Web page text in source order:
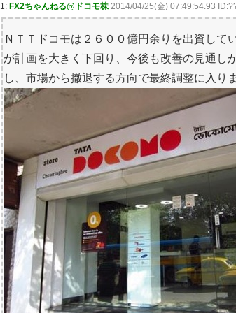
1: FX2ちゃんねる@ドコモ株 2014/04/25(金) 07:49:54.93
ＮＴＴドコモは２６００億円余りを出資して
が計画を大きく下回り、今後も改善の見通し
し、市場から撤退する方向で最終調整に入り